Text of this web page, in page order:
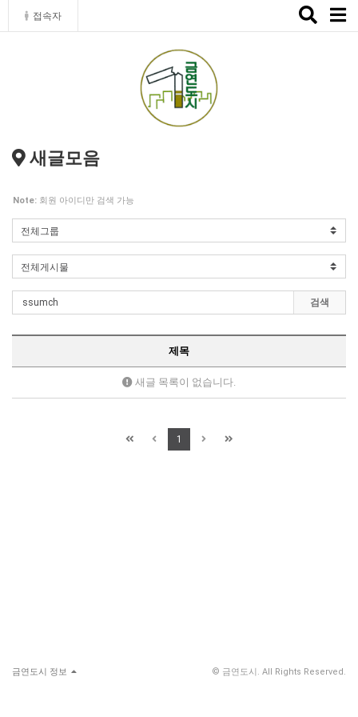
접속자
Toggle
새글모음
Note: 회원 아이디만 검색 가능
검색
제목
새글 목록이 없습니다.
1
금연도시 정보 © 금연도시. All Rights Reserved.